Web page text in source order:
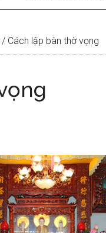
/ Cách lập bàn thờ vọng